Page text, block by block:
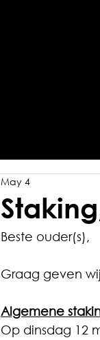
May 4
Beste ouder(s),
Graag geven
Algemene
Op dinsdag 12